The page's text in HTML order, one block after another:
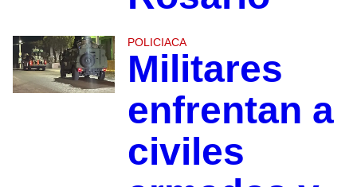
POLICIACA
Militares
enfrentan a
civiles